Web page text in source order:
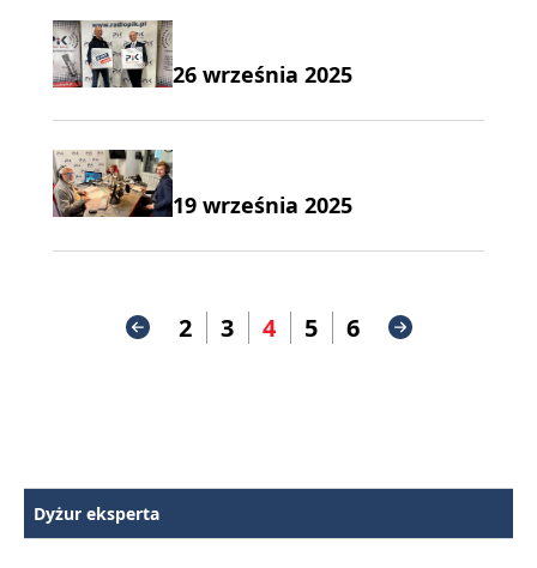
26 września 2025
19 września 2025
2 3 4 5 6
Dyżur eksperta